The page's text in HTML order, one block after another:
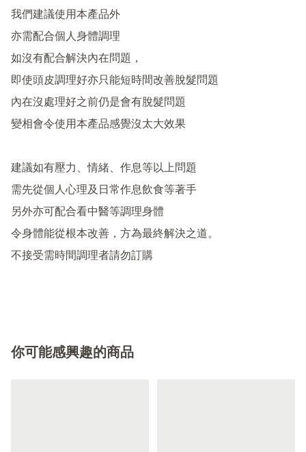
我們建議使用本產品外
亦需配合個人身體調理
如沒有配合解決內在問題，
即使頭皮調理好亦只能短時間改善脫髮問題
內在沒處理好之前仍是會有脫髮問題
變相會令使用本產品感覺沒太大效果
建議如有壓力、情緒、作息等以上問題
需先從個人心理及日常作息飲食等著手
另外亦可配合看中醫等調理身體
令身體能從根本改善，方為最終解決之道。
不接受需時間調理者請勿訂購
你可能感興趣的商品